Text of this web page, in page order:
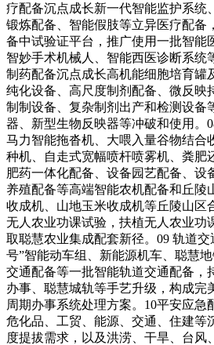
疗配备沉点成长新一代智能监护系统
锻炼配备、智能假肢等立异医疗配备
备中试验证平台，推广使用一批智能
智妙手术机械人、智能西医诊断系统
制药配备沉点成长高机能细胞培育罐
纯化设备、高尺度制剂配备、微反映
制制设备、复杂制剂出产和检测设备
器、新型生物反映器等冲破和使用。
马力智能拖沓机、大喂入量谷物结合
种机、自走式宽幅喷杆喷雾机、粪肥
肥药一体化配备、设备园艺配备、设
养殖配备等高端智能农机配备和丘陵
收成机、山地玉米收成机等丘陵山区
无人农业功课试验，扶植无人农业功
取聪慧农业集成配套新径。09 轨道交
号”智能动车组、新能源机车、聪慧
交通配备等一批智能轨道交通配备，
办事、聪慧城轨等手艺升级，构成完
周期办事系统处理方案。10平安应急
危化品、工贸、能源、交通、住建等
度提拔需求，以及洪涝、干旱、台风